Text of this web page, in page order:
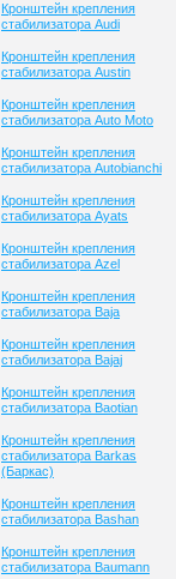
Кронштейн крепления
стабилизатора Audi
Кронштейн крепления
стабилизатора Austin
Кронштейн крепления
стабилизатора Auto Moto
Кронштейн крепления
стабилизатора Autobianchi
Кронштейн крепления
стабилизатора Ayats
Кронштейн крепления
стабилизатора Azel
Кронштейн крепления
стабилизатора Baja
Кронштейн крепления
стабилизатора Bajaj
Кронштейн крепления
стабилизатора Baotian
Кронштейн крепления
стабилизатора Barkas
(Баркас)
Кронштейн крепления
стабилизатора Bashan
Кронштейн крепления
стабилизатора Baumann